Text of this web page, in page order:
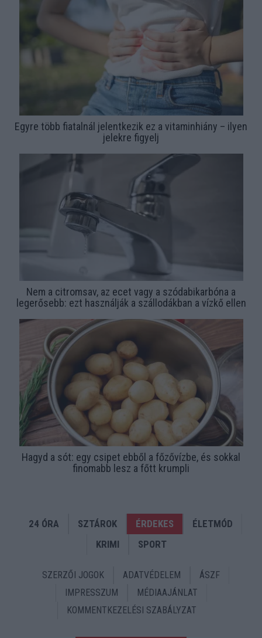
Egyre több fiatalnál jelentkezik ez a vitaminhiány – ilyen
jelekre figyelj
Nem a citromsav, az ecet vagy a szódabikarbóna a
legerősebb: ezt használják a szállodákban a vízkő ellen
Hagyd a sót: egy csipet ebből a főzővízbe, és sokkal
finomabb lesz a főtt krumpli
24 ÓRA SZTÁROK ÉRDEKES
ÉLETMÓD
KRIMI
SPORT
SZERZŐI JOGOK ADATVÉDELEM
ÁSZF
IMPRESSZUM
MÉDIAAJÁNLAT
KOMMENTKEZELÉSI SZABÁLYZAT